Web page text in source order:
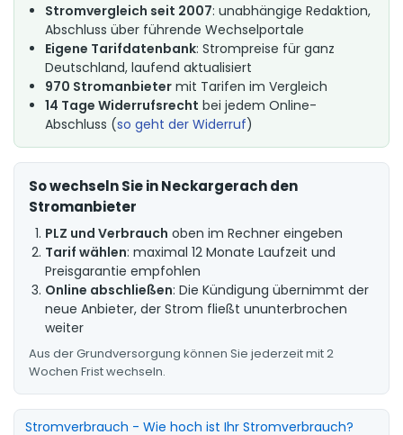
Stromvergleich seit 2007: unabhängige Redaktion,
Abschluss über führende Wechselportale
Eigene Tarifdatenbank: Strompreise für ganz
Deutschland, laufend aktualisiert
970 Stromanbieter mit Tarifen im Vergleich
14 Tage Widerrufsrecht bei jedem Online-
Abschluss (so geht der Widerruf)
So wechseln Sie in Neckargerach den
Stromanbieter
PLZ und Verbrauch oben im Rechner eingeben
Tarif wählen: maximal 12 Monate Laufzeit und
Preisgarantie empfohlen
Online abschließen: Die Kündigung übernimmt der
neue Anbieter, der Strom fließt ununterbrochen
weiter
Aus der Grundversorgung können Sie jederzeit mit 2
Wochen Frist wechseln.
Stromverbrauch - Wie hoch ist Ihr Stromverbrauch?